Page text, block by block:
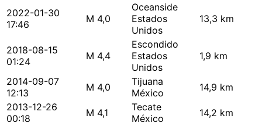
2022-01-30
17:46
M 4,0
Oceanside
Estados
Unidos
13,3 km
2018-08-15
01:24
M 4,4
Escondido
Estados
Unidos
1,9 km
2014-09-07
12:13
M 4,0
Tijuana
México
14,9 km
2013-12-26
00:18
M 4,1
Tecate
México
14,2 km